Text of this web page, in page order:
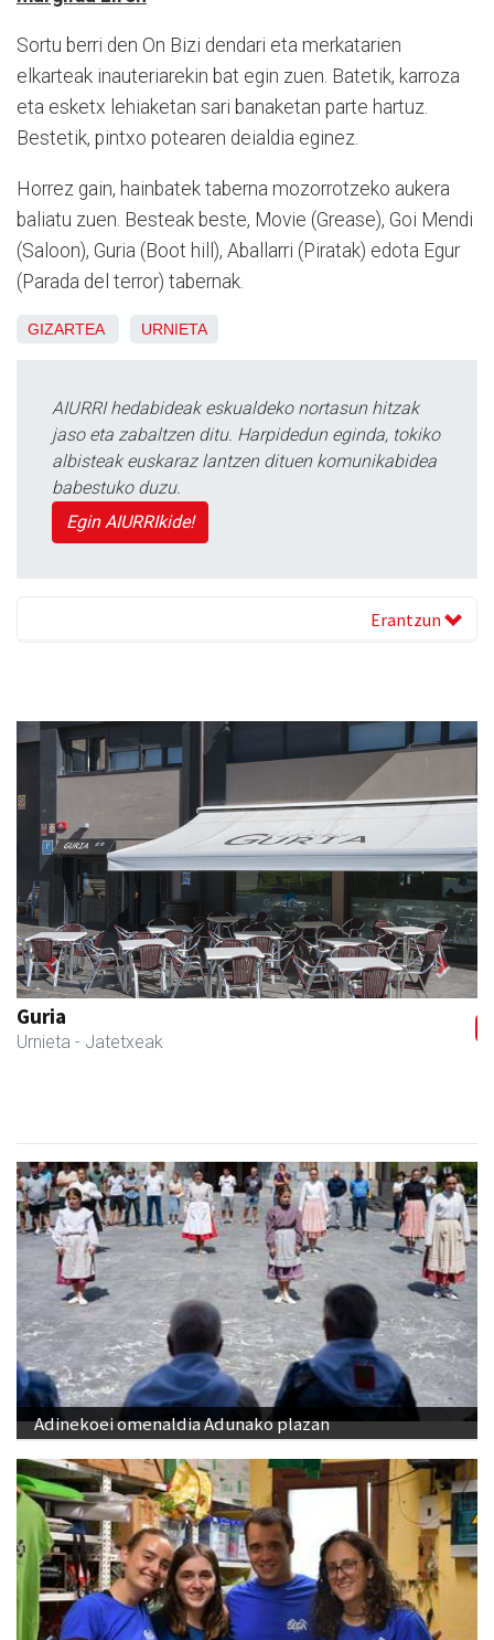
Sortu berri den On Bizi dendari eta merkatarien
elkarteak inauteriarekin bat egin zuen. Batetik, karroza
eta esketx lehiaketan sari banaketan parte hartuz.
Bestetik, pintxo potearen deialdia eginez.
Horrez gain, hainbatek taberna mozorrotzeko aukera
baliatu zuen. Besteak beste, Movie (Grease), Goi Mendi
(Saloon), Guria (Boot hill), Aballarri (Piratak) edota Egur
(Parada del terror) tabernak.
GIZARTEA URNIETA
AIURRI hedabideak eskualdeko nortasun hitzak
jaso eta zabaltzen ditu. Harpidedun eginda, tokiko
albisteak euskaraz lantzen dituen komunikabidea
babestuko duzu.
Egin AIURRIkide!
Erantzun
Guria
Urnieta - Jatetxeak
Previous Next
Adinekoei omenaldia Adunako plazan